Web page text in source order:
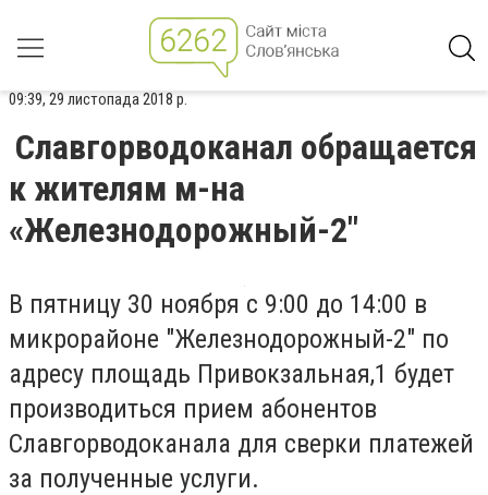
09:39, 29 листопада 2018 р.
Славгорводоканал обращается
к жителям м-на
«Железнодорожный-2"
В пятницу 30 ноября с 9:00 до 14:00 в
микрорайоне "Железнодорожный-2" по
адресу площадь Привокзальная,1 будет
производиться прием абонентов
Славгорводоканала для сверки платежей
за полученные услуги.